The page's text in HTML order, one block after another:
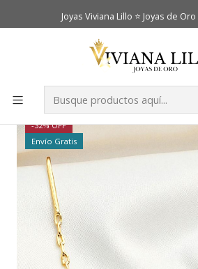
Joyas Viviana Lillo ⭐ Joyas de
Inicio
Aros cadena corazón y
-32% OFF
Envío Gratis